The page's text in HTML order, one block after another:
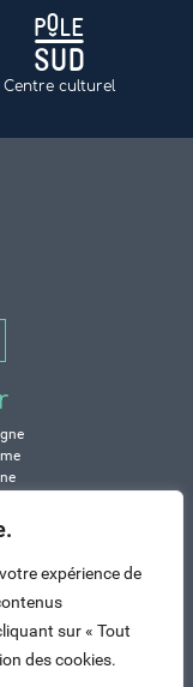
expérience de
sur « Tout
des cookies.
Centre culturel
:
17h